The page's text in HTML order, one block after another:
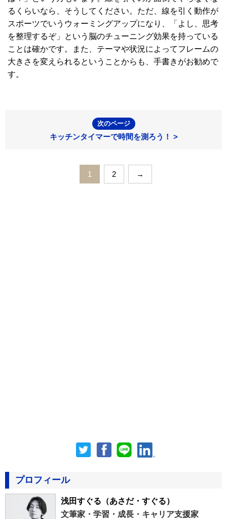
るくらいなら、そうしてください。ただ、線を引く動作が
スポーツでいうウォーミングアップになり、「よし、思考
を整理するぞ」という脳のチューニング効果を持っている
ことは確かです。また、テーマや状況によってフレームの
大きさを変えられるということからも、手書きがお勧めで
す。
次のページ
キッチンタイマーで時間を測ろう！ >
1 2 →
プロフィール
浅田すぐる （あさだ・すぐる）
文筆家・学習・成長・キャリア支援家